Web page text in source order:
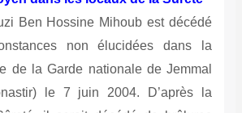
Ben Hossine Mihoub est décédé
non élucidées dans la
de la Garde nationale de Jemmal
le 7 juin 2004. D’après la